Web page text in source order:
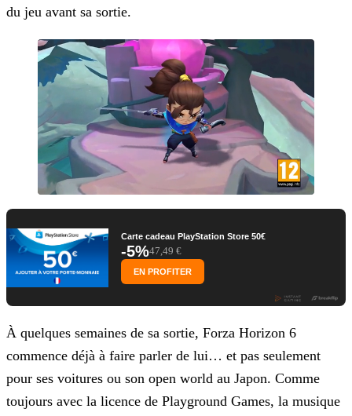
du jeu avant sa sortie.
Carte cadeau PlayStation Store 50€
-5%47,49 €
EN PROFITER
À quelques semaines de sa sortie, Forza Horizon 6
commence déjà à faire parler de lui… et pas seulement
pour ses voitures ou son open world au Japon. Comme
toujours avec la licence de Playground Games, la musique